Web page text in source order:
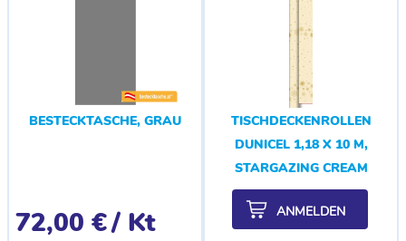
BESTECKTASCHE, GRAU
72,00 €/ Kt
TISCHDECKENROLLEN
DUNICEL 1,18 X 10 M,
STARGAZING CREAM
ANMELDEN